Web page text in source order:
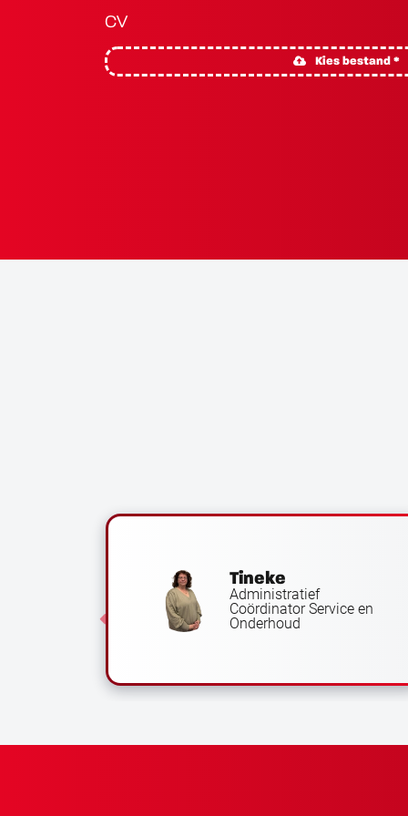
CV
Kies bestand *
Tineke
Administratief
Coördinator Service en
Onderhoud